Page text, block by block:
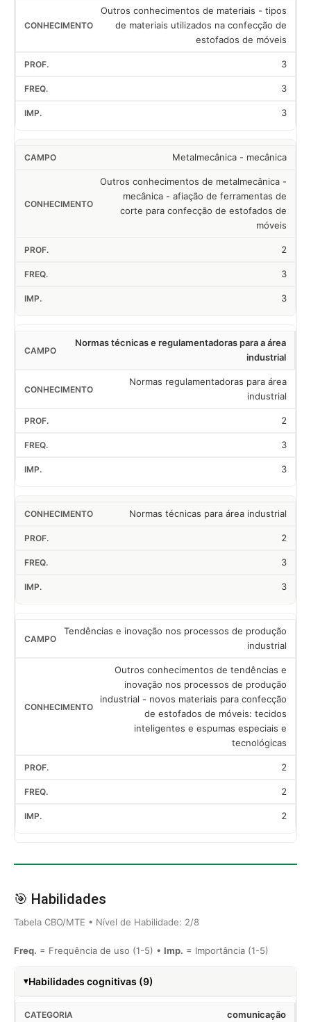
Outros conhecimentos de materiais - tipos
de materiais utilizados na confecção de
estofados de móveis
3
3
3
Metalmecânica - mecânica
Outros conhecimentos de metalmecânica -
mecânica - afiação de ferramentas de
corte para confecção de estofados de
móveis
2
3
3
Normas técnicas e regulamentadoras para a área
industrial
Normas regulamentadoras para área
industrial
2
3
3
Normas técnicas para área industrial
2
3
3
Tendências e inovação nos processos de produção
industrial
Outros conhecimentos de tendências e
inovação nos processos de produção
industrial - novos materiais para confecção
de estofados de móveis: tecidos
inteligentes e espumas especiais e
tecnológicas
2
2
2
🎯 Habilidades
Tabela CBO/MTE • Nível de Habilidade: 2/8
Freq. = Frequência de uso (1-5) • Imp. = Importância (1-5)
Habilidades cognitivas (9)
comunicação